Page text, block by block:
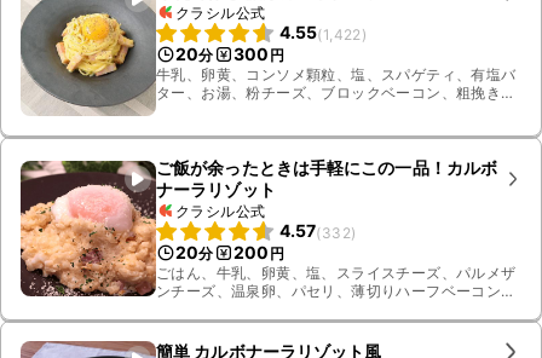
クラシル公式
4.55(1,422 )
20分 300 円
牛乳、卵黄、コンソメ顆粒、塩、スパゲティ、有塩バ
ター、お湯、粉チーズ、ブロックベーコン、粗挽き黒
ご飯が余ったときは手軽にこの一品！カルボ
ナーラリゾット
クラシル公式
4.57(332)
20分 200 円
ごはん、牛乳、卵黄、塩、スライスチーズ、パルメザ
ンチーズ、温泉卵、パセリ、薄切りハーフベーコン、
簡単 カルボナーラリゾット風